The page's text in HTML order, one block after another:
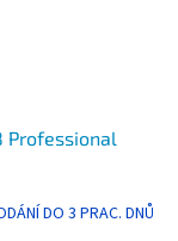
Professional
DO 3 PRAC. DNŮ